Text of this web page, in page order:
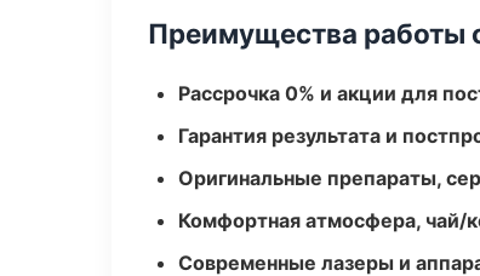
Преимущества работы
Рассрочка 0% и акции для
Гарантия результата и
Оригинальные препараты,
Комфортная атмосфера, чай/
Современные лазеры и